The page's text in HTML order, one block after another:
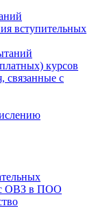
вступительных
курсов
связанные с
с ОВЗ в ПОО